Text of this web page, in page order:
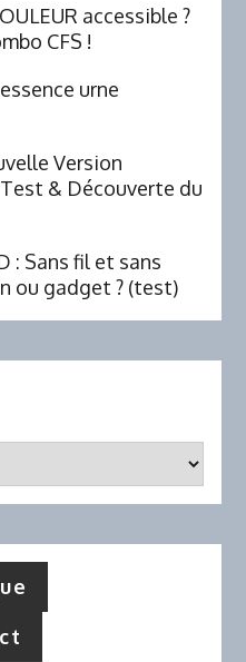
accessible ?
CFS !
urne
Version
& Découverte du
: Sans fil et sans
ou gadget ? (test)